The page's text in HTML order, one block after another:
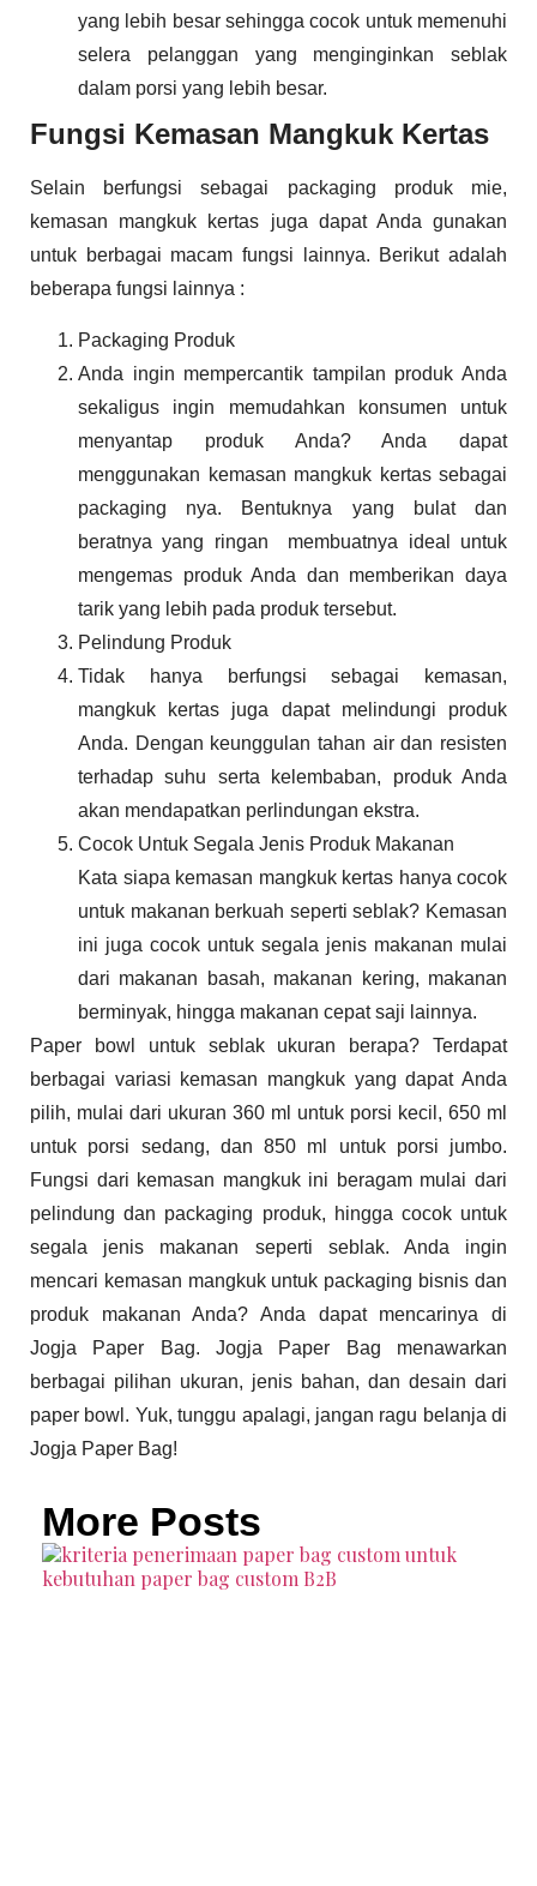
yang lebih besar sehingga cocok untuk memenuhi
selera pelanggan yang menginginkan seblak
dalam porsi yang lebih besar.
Fungsi Kemasan Mangkuk Kertas
Selain berfungsi sebagai packaging produk mie,
kemasan mangkuk kertas juga dapat Anda gunakan
untuk berbagai macam fungsi lainnya. Berikut adalah
beberapa fungsi lainnya :
Packaging Produk
Anda ingin mempercantik tampilan produk Anda
sekaligus ingin memudahkan konsumen untuk
menyantap produk Anda? Anda dapat
menggunakan kemasan mangkuk kertas sebagai
packaging nya. Bentuknya yang bulat dan
beratnya yang ringan membuatnya ideal untuk
mengemas produk Anda dan memberikan daya
tarik yang lebih pada produk tersebut.
Pelindung Produk
Tidak hanya berfungsi sebagai kemasan,
mangkuk kertas juga dapat melindungi produk
Anda. Dengan keunggulan tahan air dan resisten
terhadap suhu serta kelembaban, produk Anda
akan mendapatkan perlindungan ekstra.
Cocok Untuk Segala Jenis Produk Makanan
Kata siapa kemasan mangkuk kertas hanya cocok
untuk makanan berkuah seperti seblak? Kemasan
ini juga cocok untuk segala jenis makanan mulai
dari makanan basah, makanan kering, makanan
berminyak, hingga makanan cepat saji lainnya.
Paper bowl untuk seblak ukuran berapa? Terdapat
berbagai variasi kemasan mangkuk yang dapat Anda
pilih, mulai dari ukuran 360 ml untuk porsi kecil, 650 ml
untuk porsi sedang, dan 850 ml untuk porsi jumbo.
Fungsi dari kemasan mangkuk ini beragam mulai dari
pelindung dan packaging produk, hingga cocok untuk
segala jenis makanan seperti seblak. Anda ingin
mencari kemasan mangkuk untuk packaging bisnis dan
produk makanan Anda? Anda dapat mencarinya di
Jogja Paper Bag. Jogja Paper Bag menawarkan
berbagai pilihan ukuran, jenis bahan, dan desain dari
paper bowl. Yuk, tunggu apalagi, jangan ragu belanja di
Jogja Paper Bag!
More Posts